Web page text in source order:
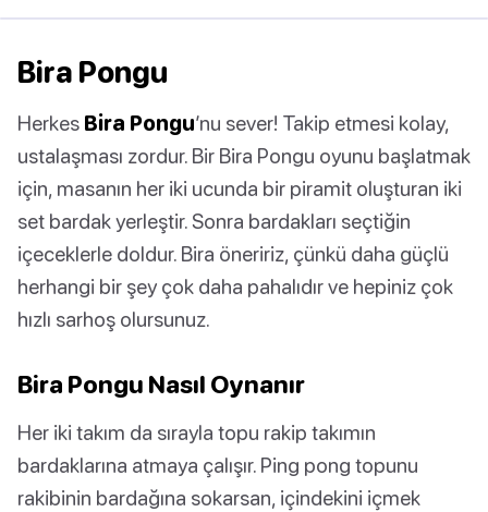
Bira Pongu
Herkes Bira Pongu’nu sever! Takip etmesi kolay,
ustalaşması zordur. Bir Bira Pongu oyunu başlatmak
için, masanın her iki ucunda bir piramit oluşturan iki
set bardak yerleştir. Sonra bardakları seçtiğin
içeceklerle doldur. Bira öneririz, çünkü daha güçlü
herhangi bir şey çok daha pahalıdır ve hepiniz çok
hızlı sarhoş olursunuz.
Bira Pongu Nasıl Oynanır
Her iki takım da sırayla topu rakip takımın
bardaklarına atmaya çalışır. Ping pong topunu
rakibinin bardağına sokarsan, içindekini içmek